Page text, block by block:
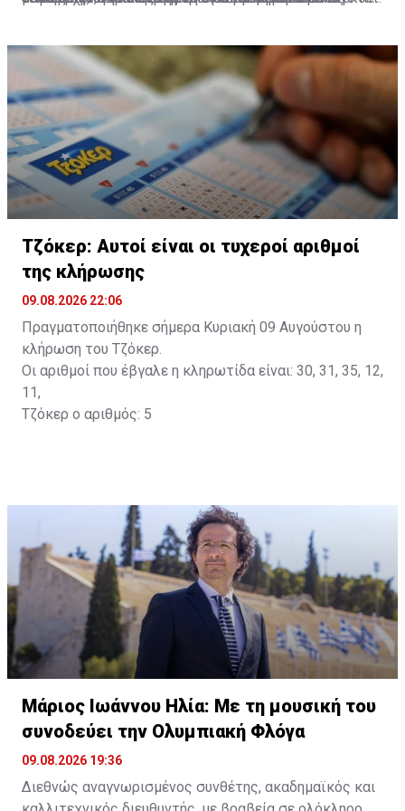
νοτιοδυτικά και τα δυτικά παράλια, γύρω στους 35
στα υπόλοιπα παράλια και στους 29 βαθμούς στα
ψηλότερα ορεινά.
βόρεια παράλια και στους 20 βαθμούς στα ψηλότερα
ορεινά.
Τζόκερ: Αυτοί είναι οι τυχεροί αριθμοί
της κλήρωσης
09.08.2026 22:06
Πραγματοποιήθηκε σήμερα Κυριακή 09 Αυγούστου η
κλήρωση του Τζόκερ.
Οι αριθμοί που έβγαλε η κληρωτίδα είναι: 30, 31, 35, 12,
11,
Τζόκερ ο αριθμός: 5
Μάριος Ιωάννου Ηλία: Με τη μουσική του
συνοδεύει την Ολυμπιακή Φλόγα
09.08.2026 19:36
Διεθνώς αναγνωρισμένος συνθέτης, ακαδημαϊκός και